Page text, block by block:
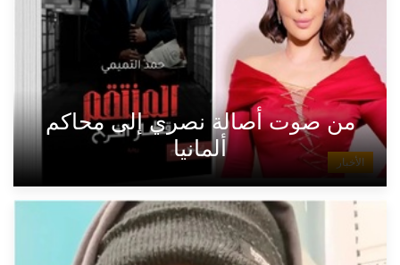
الأخبار
من صوت أصالة نصري إلى محاكم
ألمانيا